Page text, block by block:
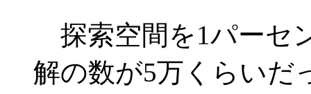
探索空間を1パーセ
解の数が5万くらいだ